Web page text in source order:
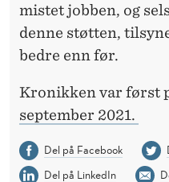
mistet jobben, og
denne støtten,
bedre enn før.
Kronikken var først
september 2021.
Del på Facebook
Del på LinkedIn